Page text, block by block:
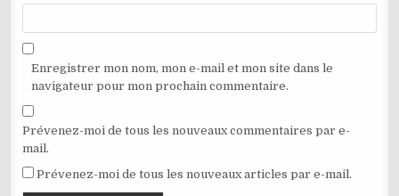
Enregistrer mon nom, mon e-mail et mon site dans le
navigateur pour mon prochain commentaire.
Prévenez-moi de tous les nouveaux commentaires par e-
mail.
Prévenez-moi de tous les nouveaux articles par e-mail.